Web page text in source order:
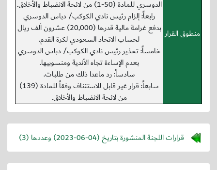
منطوق القرار
الدوسري للمادة (50-1) من لائحة الانضباط والأخلاق.
رابعاً: إلزام رئيس نادي الكوكب/ دباس الدوسري
بدفع غرامة مالية قدرها (20,000) عشرون ألف ريال
لحساب الاتحاد السعودي لكرة القدم.
خامساً: تحذير رئيس نادي الكوكب/ دباس الدوسري
بعدم الإساءة تجاه الأندية ومنسوبيها.
سادساً: رد ماعدا ذلك من طلبات.
سابعاً: قرار غير قابل للاستئناف وفقاً للمادة (139)
من لائحة الانضباط والأخلاق.
قرارات اللجنة المنشورة بتاريخ (2023-06-04) وعددها (3)